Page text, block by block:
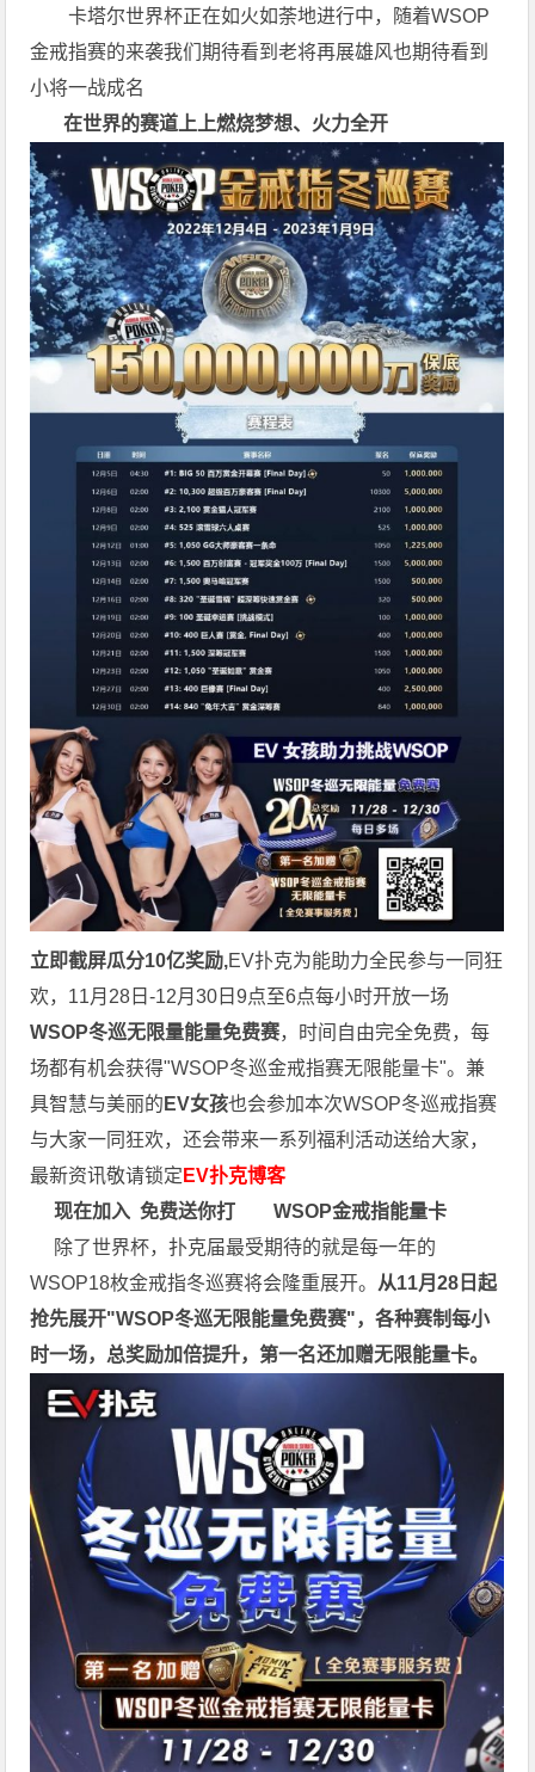
卡塔尔世界杯正在如火如荼地进行中，随着WSOP
金戒指赛的来袭我们期待看到老将再展雄风也期待看到
小将一战成名
在世界的赛道上上燃烧梦想、火力全开
立即截屏瓜分10亿奖励,EV扑克为能助力全民参与一同狂
欢，11月28日-12月30日9点至6点每小时开放一场
WSOP冬巡无限量能量免费赛，时间自由完全免费，每
场都有机会获得"WSOP冬巡金戒指赛无限能量卡"。兼
具智慧与美丽的 EV女孩也会参加本次WSOP冬巡戒指赛
与大家一同狂欢，还会带来一系列福利活动送给大家，
最新资讯敬请锁定 EV扑克博客
现在加入免费送你打
WSOP金戒指能量卡
除了世界杯，扑克届最受期待的就是每一年的
WSOP18枚金戒指冬巡赛将会隆重展开。 从11月28日起
抢先展开"WSOP冬巡无限能量免费赛"，各种赛制每小
时一场，总奖励加倍提升，第一名还加赠无限能量卡。